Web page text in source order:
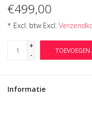
€499,00
* Excl. btw Excl.
+
-
Informatie